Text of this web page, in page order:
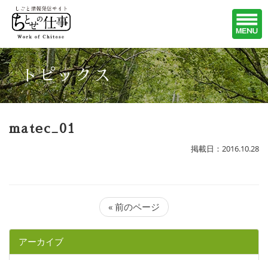
トピックス
matec_01
掲載日：2016.10.28
« 前のページ
アーカイブ